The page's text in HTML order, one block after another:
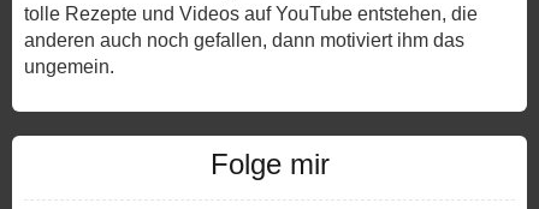
tolle Rezepte und Videos auf YouTube entstehen, die
anderen auch noch gefallen, dann motiviert ihm das
ungemein.
Folge mir